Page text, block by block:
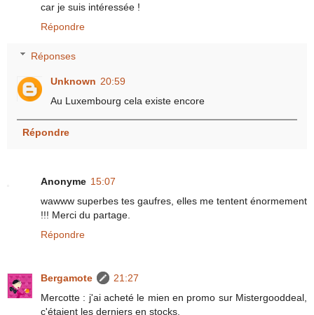
car je suis intéressée !
Répondre
Réponses
Unknown 20:59
Au Luxembourg cela existe encore
Répondre
Anonyme 15:07
wawww superbes tes gaufres, elles me tentent énormement
!!! Merci du partage.
Répondre
Bergamote
21:27
Mercotte : j'ai acheté le mien en promo sur Mistergooddeal,
c'étaient les derniers en stocks.